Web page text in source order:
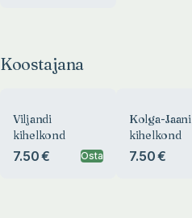
Koostajana
Viljandi
kihelkond
7.50 € Osta
Kolga-Jaani
kihelkond
7.50 €